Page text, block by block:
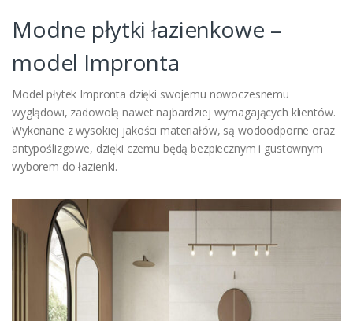
Modne płytki łazienkowe –
model Impronta
Model płytek Impronta dzięki swojemu nowoczesnemu
wyglądowi, zadowolą nawet najbardziej wymagających klientów.
Wykonane z wysokiej jakości materiałów, są wodoodporne oraz
antypoślizgowe, dzięki czemu będą bezpiecznym i gustownym
wyborem do łazienki.